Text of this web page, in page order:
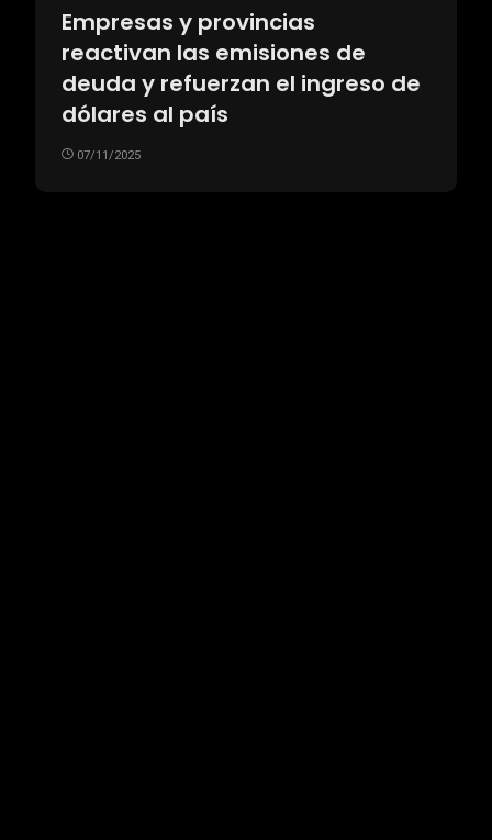
Empresas y provincias
reactivan las emisiones de
deuda y refuerzan el ingreso de
dólares al país
07/11/2025